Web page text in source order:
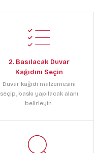
2. Basılacak Duvar
Kağıdını Seçin
Duvar kağıdı malzemesini
seçip, baskı yapılacak alanı
belirleyin.